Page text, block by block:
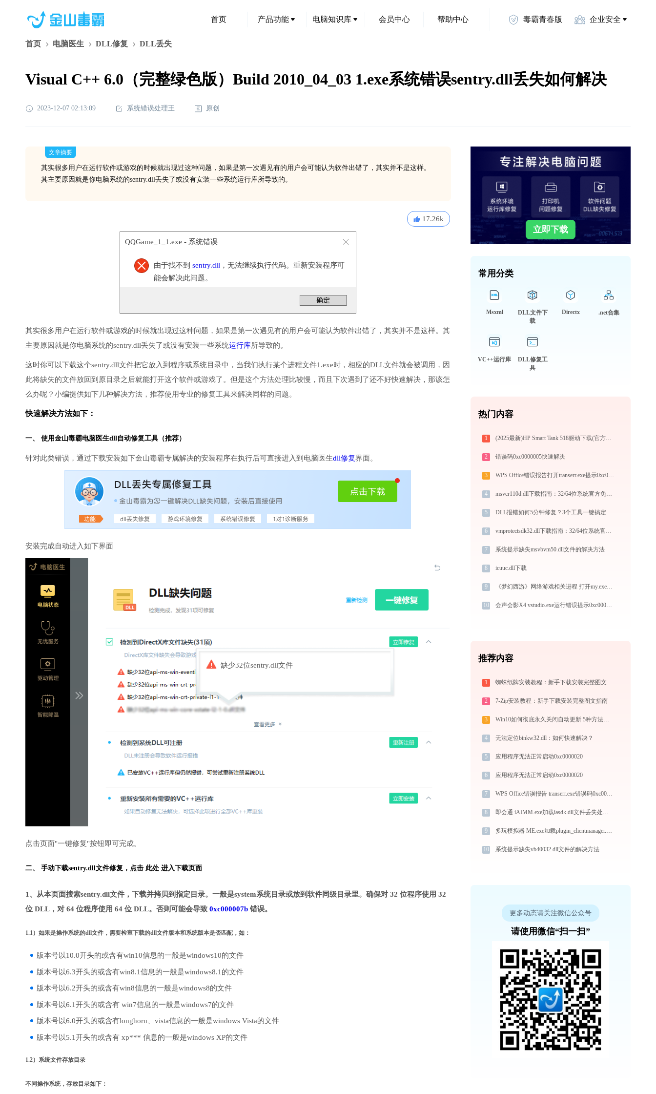
首页 产品功能 电脑知识库 会员中心 帮助中心 毒霸青春版 企业安全
首页 电脑医生 DLL修复 DLL丢失
Visual C++ 6.0（完整绿色版）Build 2010_04_03 1.exe系统错误sentry.dll丢失如何解决
2023-12-07 02:13:09 系统错误处理王 原创
文章摘要
其实很多用户在运行软件或游戏的时候就出现过这种问题，如果是第一次遇见有的用户会可能认为软件出错了，其实并不是这样。
其主要原因就是你电脑系统的sentry.dll丢失了或没有安装一些系统运行库所导致的。
17.26k
QQGame_1_1.exe - 系统错误
由于找不到 sentry.dll ，无法继续执行代码。重新安装程序可
能会解决此问题。
其实很多用户在运行软件或游戏的时候就出现过这种问题，如果是第一次遇见有的用户会可能认为软件出错了，其实并不是这样。其
主要原因就是你电脑系统的sentry.dll丢失了或没有安装一些系统运行库所导致的。
这时你可以下载这个sentry.dll文件把它放入到程序或系统目录中，当我们执行某个进程文件1.exe时，相应的DLL文件就会被调用，因
此将缺失的文件放回到原目录之后就能打开这个软件或游戏了。但是这个方法处理比较慢，而且下次遇到了还不好快速解决，那该怎
么办呢？小编提供如下几种解决方法，推荐使用专业的修复工具来解决同样的问题。
快速解决方法如下：
一、 使用金山毒霸电脑医生dll自动修复工具（推荐）
针对此类错误，通过下载安装如下金山毒霸专属解决的安装程序在执行后可直接进入到电脑医生dll修复界面。
安装完成自动进入如下界面
缺少32位sentry.dll文件
点击页面"一键修复"按钮即可完成。
二、 手动下载sentry.dll文件修复， 点击 此处 进入下载页面
1、从本页面搜索sentry.dll文件，下载并拷贝到指定目录。一般是system系统目录或放到软件同级目录里。确保对 32 位程序使用 32
位 DLL，对 64 位程序使用 64 位 DLL。否则可能会导致 0xc000007b 错误。
1.1）如果是操作系统的dll文件，需要检查下载的dll文件版本和系统版本是否匹配，如：
版本号以10.0开头的或含有win10信息的一般是windows10的文件
版本号以6.3开头的或含有win8.1信息的一般是windows8.1的文件
版本号以6.2开头的或含有win8信息的一般是windows8的文件
版本号以6.1开头的或含有 win7信息的一般是windows7的文件
版本号以6.0开头的或含有longhorn、vista信息的一般是windows Vista的文件
版本号以5.1开头的或含有 xp*** 信息的一般是windows XP的文件
1.2）系统文件存放目录
不同操作系统，存放目录如下：
立即下载
常用分类
Msxml
DLL文件下
载
Directx .net合集
VC++运行库
DLL修复工
具
热门内容
1 (2025最新)HP Smart Tank 518驱动下载(官方Win10/Win11)
2 错误码0xc0000005快速解决
3 WPS Office错误报告打开transerr.exe提示0xc000000d错误码怎么办
4 msvcr110d.dll下载指南：32/64位系统官方免费解决方案
5 DLL报错如何5分钟修复？3个工具一键搞定
6 vmprotectsdk32.dll下载指南：32/64位系统官方免费版获取与安装教程
7 系统提示缺失msvbvm50.dll文件的解决方法
8 icuuc.dll下载
9 《梦幻西游》网络游戏相关进程 打开my.exe找不到lgbeankey.dll怎么办
10 会声会影X4 vstudio.exe运行错误提示0xc000000d的解决办法
推荐内容
1 蜘蛛纸牌安装教程：新手下载安装完整图文指南
2 7-Zip安装教程：新手下载安装完整图文指南
3 Win10如何彻底永久关闭自动更新 5种方法教你永久关闭win10自动更新
4 无法定位binkw32.dll：如何快速解决？
5 应用程序无法正常启动0xc0000020
6 应用程序无法正常启动0xc0000020
7 WPS Office错误报告 transerr.exe错误码0xc000000d处理办法
8 即会通 iAIMM.exe加载iasdk.dll文件丢失处理办法
9 多玩模拟器 ME.exe加载plugin_clientmanager.dll文件丢失处理办法
10 系统提示缺失vb40032.dll文件的解决方法
更多动态请关注微信公众号
请使用微信“扫一扫”